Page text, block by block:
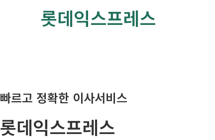
뛰
롯데익스프레스
빠르고 정확한 이사서비스
롯데익스프레스